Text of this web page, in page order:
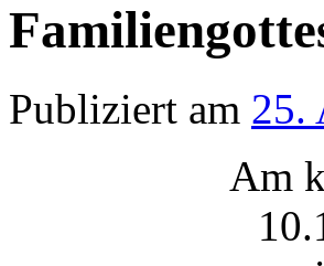
Publiziert am 25.
Am